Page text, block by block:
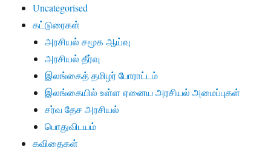
Uncategorised
கட்டுரைகள்
அரசியல் சமூக ஆய்வு
அரசியல் தீர்வு
இலங்கைத் தமிழர் போராட்டம்
இலங்கையில் உள்ள ஏனைய அரசியல் அமைப்புகள்
சர்வ தேச அரசியல்
பொதுவிடயம்
கவிதைகள்